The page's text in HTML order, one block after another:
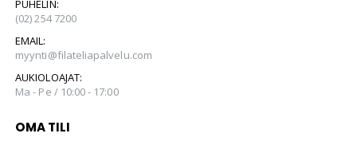
PUHELIN:
(02) 254 7200
EMAIL:
myynti@filateliapalvelu.com
AUKIOLOAJAT:
Ma - Pe / 10:00 - 17:00
OMA TILI